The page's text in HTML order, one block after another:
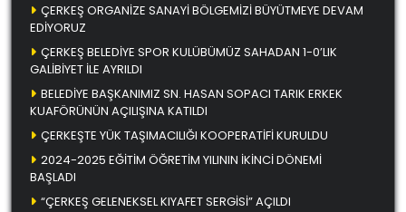
ÇERKEŞ ORGANİZE SANAYİ BÖLGEMİZİ BÜYÜTMEYE DEVAM
EDİYORUZ
ÇERKEŞ BELEDİYE SPOR KULÜBÜMÜZ SAHADAN 1-0’LIK
GALİBİYET İLE AYRILDI
BELEDİYE BAŞKANIMIZ SN. HASAN SOPACI TARIK ERKEK
KUAFÖRÜNÜN AÇILIŞINA KATILDI
ÇERKEŞTE YÜK TAŞIMACILIĞI KOOPERATİFİ KURULDU
2024-2025 EĞİTİM ÖĞRETİM YILININ İKİNCİ DÖNEMİ
BAŞLADI
“ÇERKEŞ GELENEKSEL KIYAFET SERGİSİ” AÇILDI